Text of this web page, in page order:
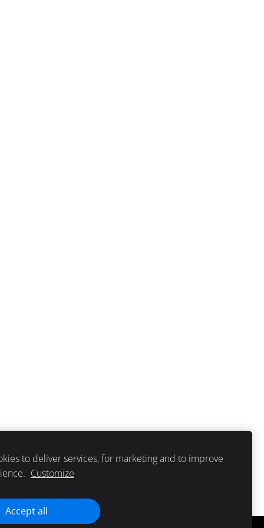
to deliver services, for marketing and to improve
Customize
Accept all